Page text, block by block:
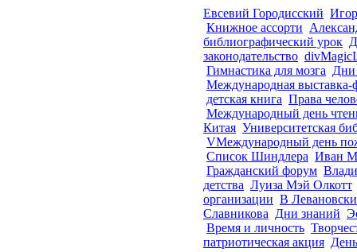
Евсевий Городисский
Книжное ассорти
библиографический урок
законодательство
Гимнастика для мозга Дни
Международная выставка-
детская книга Права
Международный день
Китая Университетская
VМеждународный день
Список Шиндлера Иван
Гражданский форум
детства Луиза Мэй Олкотт
организации В
Славникова Дни знаний
Время и личность
патриотическая акция